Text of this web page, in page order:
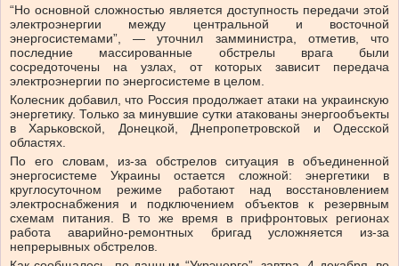
“Но основной сложностью является доступность передачи этой
электроэнергии между центральной и восточной
энергосистемами”, — уточнил замминистра, отметив, что
последние массированные обстрелы врага были
сосредоточены на узлах, от которых зависит передача
электроэнергии по энергосистеме в целом.
Колесник добавил, что Россия продолжает атаки на украинскую
энергетику. Только за минувшие сутки атакованы энергообъекты
в Харьковской, Донецкой, Днепропетровской и Одесской
областях.
По его словам, из-за обстрелов ситуация в объединенной
энергосистеме Украины остается сложной: энергетики в
круглосуточном режиме работают над восстановлением
электроснабжения и подключением объектов к резервным
схемам питания. В то же время в прифронтовых регионах
работа аварийно-ремонтных бригад усложняется из-за
непрерывных обстрелов.